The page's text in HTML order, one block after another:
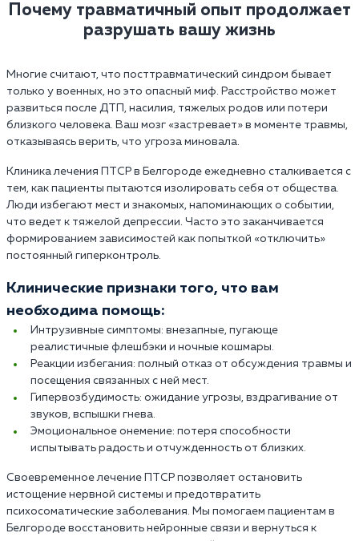
Почему травматичный опыт продолжает
разрушать вашу жизнь
Многие считают, что посттравматический синдром бывает
только у военных, но это опасный миф. Расстройство может
развиться после ДТП, насилия, тяжелых родов или потери
близкого человека. Ваш мозг «застревает» в моменте травмы,
отказываясь верить, что угроза миновала.
Клиника лечения ПТСР в Белгороде ежедневно сталкивается с
тем, как пациенты пытаются изолировать себя от общества.
Люди избегают мест и знакомых, напоминающих о событии,
что ведет к тяжелой депрессии. Часто это заканчивается
формированием зависимостей как попыткой «отключить»
постоянный гиперконтроль.
Клинические признаки того, что вам
необходима помощь:
Интрузивные симптомы: внезапные, пугающе
реалистичные флешбэки и ночные кошмары.
Реакции избегания: полный отказ от обсуждения травмы и
посещения связанных с ней мест.
Гипервозбудимость: ожидание угрозы, вздрагивание от
звуков, вспышки гнева.
Эмоциональное онемение: потеря способности
испытывать радость и отчужденность от близких.
Своевременное лечение ПТСР позволяет остановить
истощение нервной системы и предотвратить
психосоматические заболевания. Мы помогаем пациентам в
Белгороде восстановить нейронные связи и вернуться к